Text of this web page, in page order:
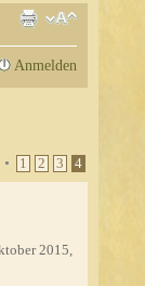
Anmelden
• 1 2 3 4
2015,